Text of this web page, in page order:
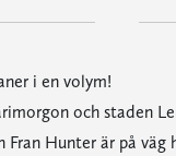
i en volym!
och staden
Fran Hunter är på